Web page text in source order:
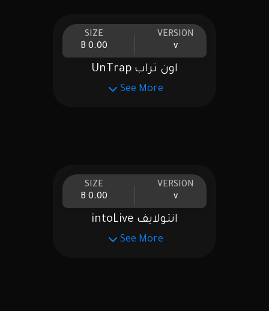
VERSION
v
SIZE
0.00 B
اون تراب UnTrap
See More
VERSION
v
SIZE
0.00 B
انتولايف intoLive
See More